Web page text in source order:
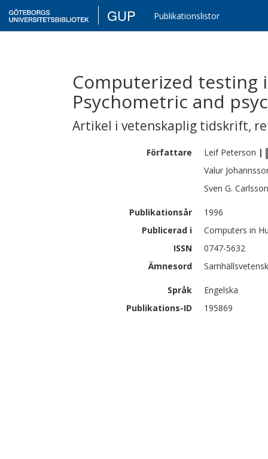
GUP Publikationslistor
Computerized testing
Psychometric and
Artikel i vetenskaplig tidskrift,
Författare Leif Peterson |
Valur
Sven G. Carlsson
Publikationsår
1996
Publicerad i
Computers in
ISSN
0747-5632
Ämnesord
Språk
Engelska
Publikations-ID
195869